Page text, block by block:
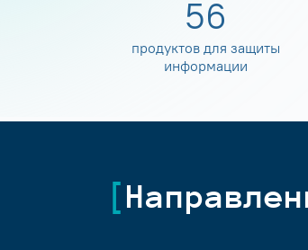
60
продуктов для защиты
информации